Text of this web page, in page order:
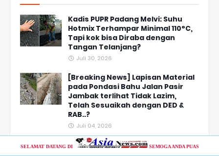
Kadis PUPR Padang Melvi: Suhu
Hotmix Terhampar Minimal 110°C,
Tapi kok bisa Diraba dengan
Tangan Telanjang?
Juli 30, 2026
[Breaking News] Lapisan Material
pada Pondasi Bahu Jalan Pasir
Jambak terlihat Tidak Lazim,
Telah Sesuaikah dengan DED &
RAB..?
Juli 04, 2026
Saatnya Menghargai yang Taat
SELAMAT DATANG DI SEMOGA ANDA PUAS